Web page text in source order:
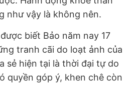
như vậy là không nên.
biết Bảo năm nay 17
tranh cãi do loạt ảnh của
sẻ hiện tại là thời đại tự do
quyền góp ý, khen chê còn